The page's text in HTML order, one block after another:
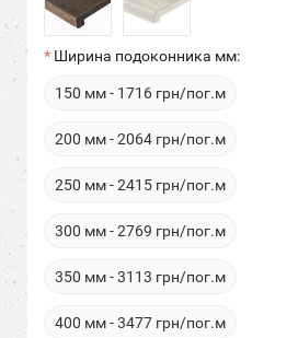
Ширина подоконника мм:
150 мм - 1716 грн/пог.м
200 мм - 2064 грн/пог.м
250 мм - 2415 грн/пог.м
300 мм - 2769 грн/пог.м
350 мм - 3113 грн/пог.м
400 мм - 3477 грн/пог.м